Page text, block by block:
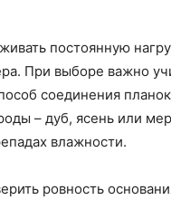
постоянную
При выборе важно
соединения
– дуб, ясень или
влажности.
ровность